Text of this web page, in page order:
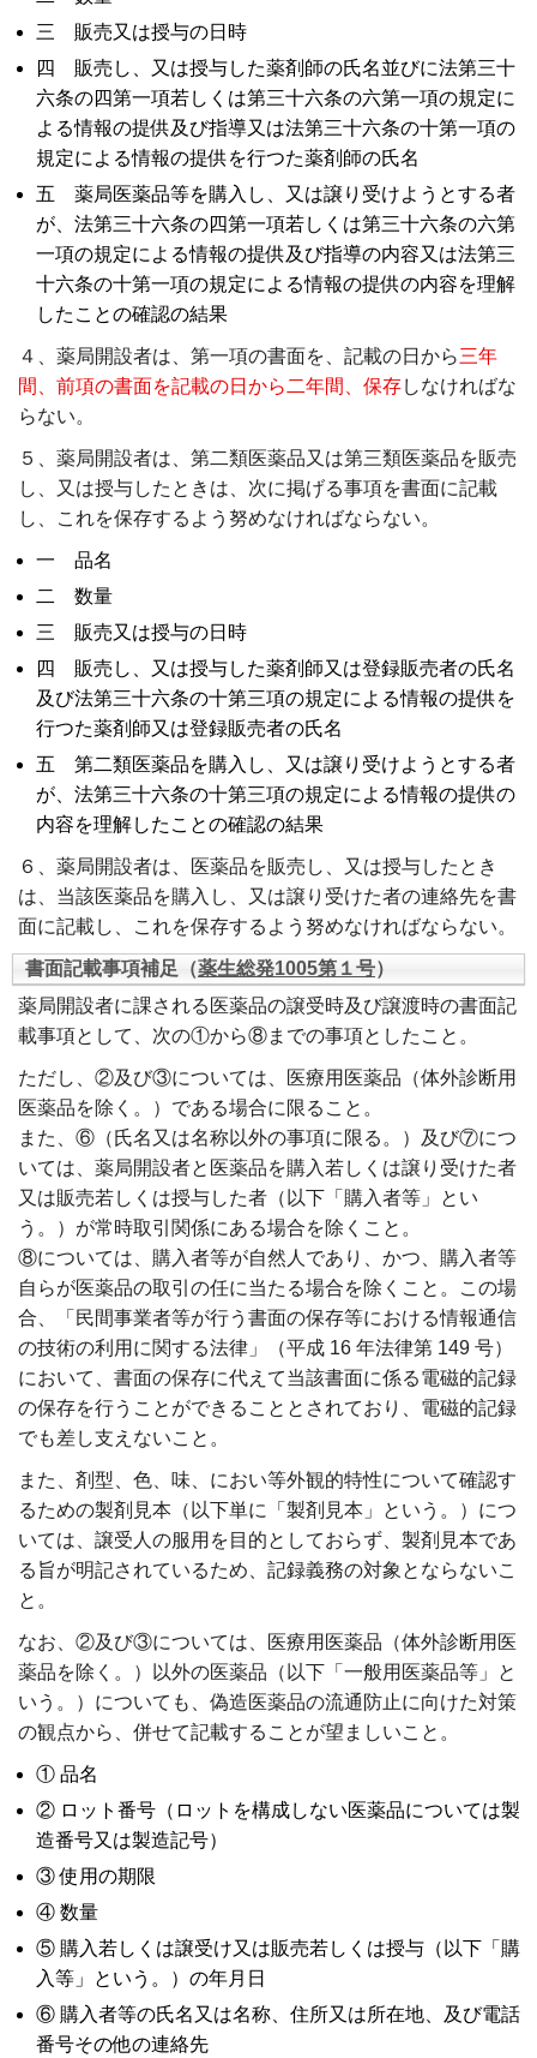
三 販売又は授与の日時
四 販売し、又は授与した薬剤師の氏名並びに法第三十
六条の四第一項若しくは第三十六条の六第一項の規定に
よる情報の提供及び指導又は法第三十六条の十第一項の
規定による情報の提供を行つた薬剤師の氏名
五 薬局医薬品等を購入し、又は譲り受けようとする者
が、法第三十六条の四第一項若しくは第三十六条の六第
一項の規定による情報の提供及び指導の内容又は法第三
十六条の十第一項の規定による情報の提供の内容を理解
したことの確認の結果
４、薬局開設者は、第一項の書面を、記載の日から三年
間、前項の書面を記載の日から二年間、保存しなければな
らない。
５、薬局開設者は、第二類医薬品又は第三類医薬品を販売
し、又は授与したときは、次に掲げる事項を書面に記載
し、これを保存するよう努めなければならない。
一 品名
二 数量
三 販売又は授与の日時
四 販売し、又は授与した薬剤師又は登録販売者の氏名
及び法第三十六条の十第三項の規定による情報の提供を
行つた薬剤師又は登録販売者の氏名
五 第二類医薬品を購入し、又は譲り受けようとする者
が、法第三十六条の十第三項の規定による情報の提供の
内容を理解したことの確認の結果
６、薬局開設者は、医薬品を販売し、又は授与したとき
は、当該医薬品を購入し、又は譲り受けた者の連絡先を書
面に記載し、これを保存するよう努めなければならない。
書面記載事項補足（薬生総発1005第１号）
薬局開設者に課される医薬品の譲受時及び譲渡時の書面記
載事項として、次の①から⑧までの事項としたこと。
ただし、②及び③については、医療用医薬品（体外診断用
医薬品を除く。）である場合に限ること。
また、⑥（氏名又は名称以外の事項に限る。）及び⑦につ
いては、薬局開設者と医薬品を購入若しくは譲り受けた者
又は販売若しくは授与した者（以下「購入者等」とい
う。）が常時取引関係にある場合を除くこと。
⑧については、購入者等が自然人であり、かつ、購入者等
自らが医薬品の取引の任に当たる場合を除くこと。この場
合、「民間事業者等が行う書面の保存等における情報通信
の技術の利用に関する法律」（平成 16 年法律第 149 号）
において、書面の保存に代えて当該書面に係る電磁的記録
の保存を行うことができることとされており、電磁的記録
でも差し支えないこと。
また、剤型、色、味、におい等外観的特性について確認す
るための製剤見本（以下単に「製剤見本」という。）につ
いては、譲受人の服用を目的としておらず、製剤見本であ
る旨が明記されているため、記録義務の対象とならないこ
と。
なお、②及び③については、医療用医薬品（体外診断用医
薬品を除く。）以外の医薬品（以下「一般用医薬品等」と
いう。）についても、偽造医薬品の流通防止に向けた対策
の観点から、併せて記載することが望ましいこと。
① 品名
② ロット番号（ロットを構成しない医薬品については製
造番号又は製造記号）
③ 使用の期限
④ 数量
⑤ 購入若しくは譲受け又は販売若しくは授与（以下「購
入等」という。）の年月日
⑥ 購入者等の氏名又は名称、住所又は所在地、及び電話
番号その他の連絡先